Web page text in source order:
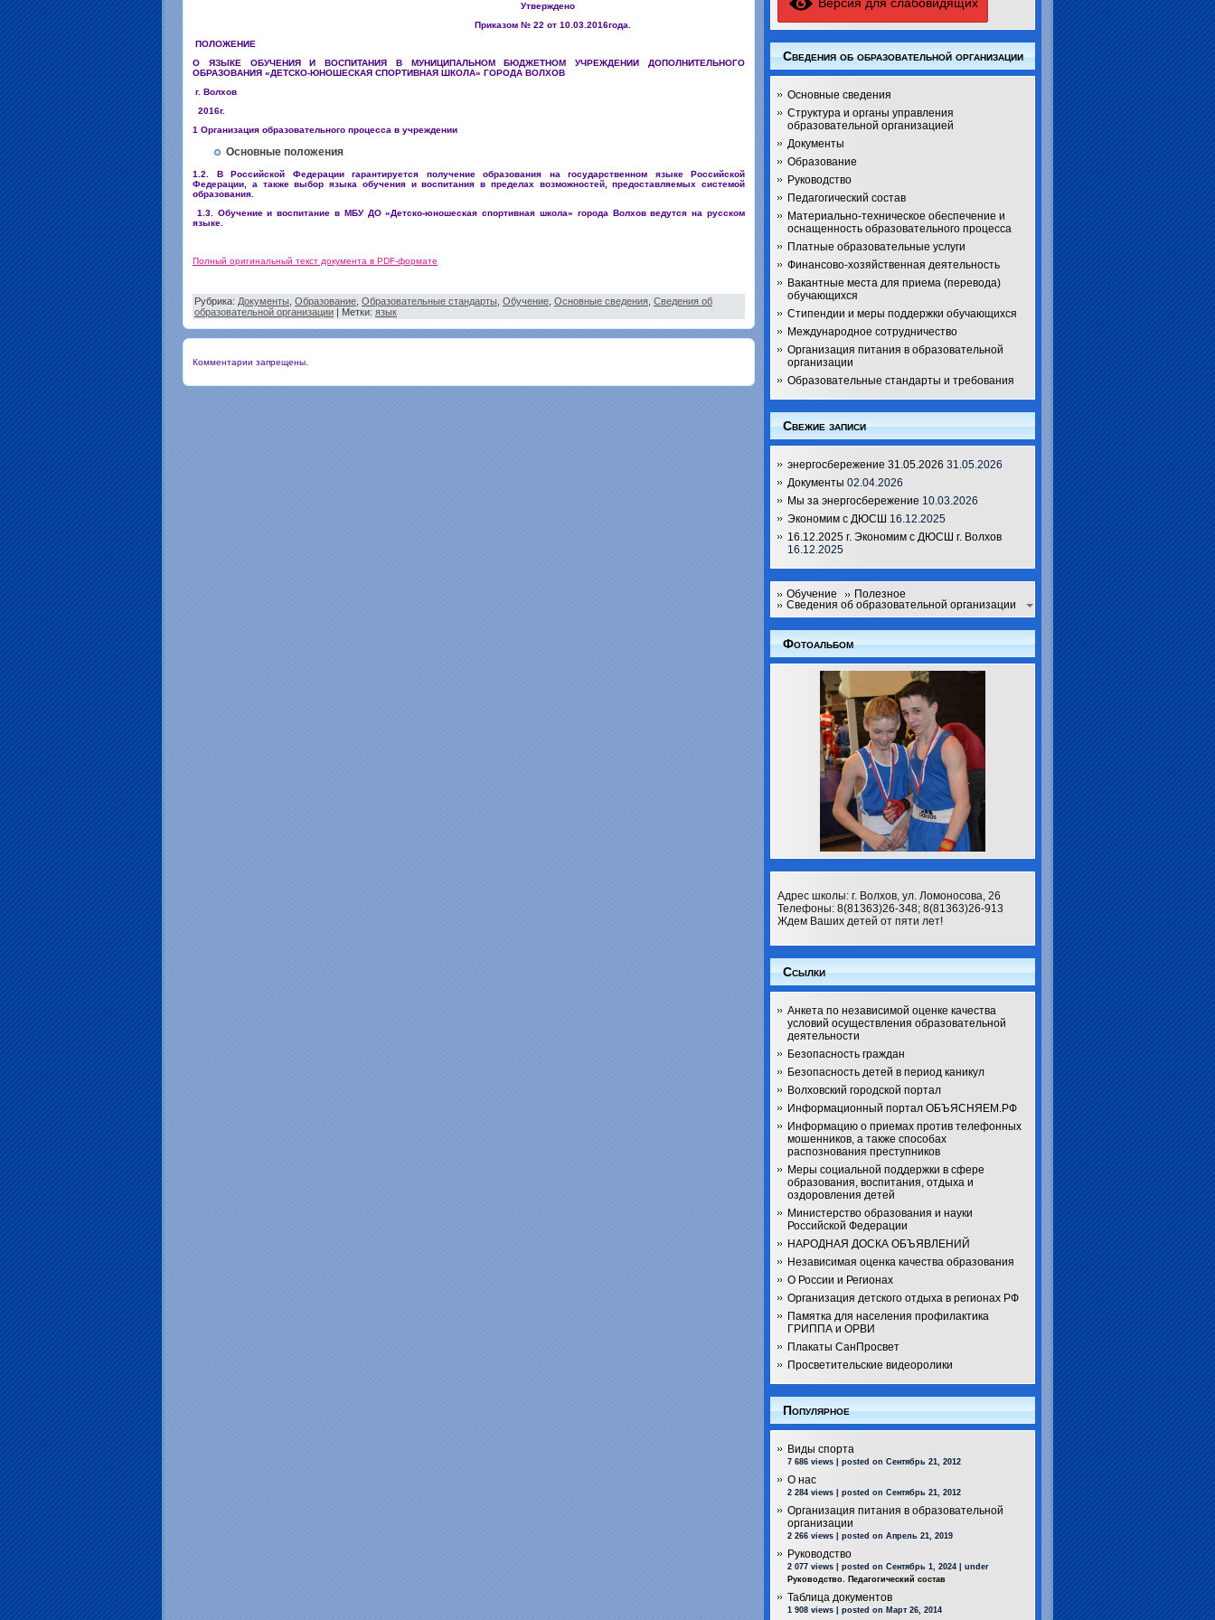
Утверждено
Приказом № 22 от 10.03.2016года.
ПОЛОЖЕНИЕ
О ЯЗЫКЕ ОБУЧЕНИЯ И ВОСПИТАНИЯ В МУНИЦИПАЛЬНОМ БЮДЖЕТНОМ УЧРЕЖДЕНИИ ДОПОЛНИТЕЛЬНОГО
ОБРАЗОВАНИЯ «ДЕТСКО-ЮНОШЕСКАЯ СПОРТИВНАЯ ШКОЛА» ГОРОДА ВОЛХОВ
г. Волхов
2016г.
1 Организация образовательного процесса в учреждении
Основные положения
1.2. В Российской Федерации гарантируется получение образования на государственном языке Российской
Федерации, а также выбор языка обучения и воспитания в пределах возможностей, предоставляемых системой
образования.
1.3. Обучение и воспитание в МБУ ДО «Детско-юношеская спортивная школа» города Волхов ведутся на русском
языке.
Полный оригинальный текст документа в PDF-формате
Рубрика: Документы Образование Образовательные стандарты Обучение Основные сведения Сведения об
образовательной организации | Метки: язык
Комментарии запрещены.
Сведения об образовательной организации
Основные сведения
Структура и органы управления
образовательной организацией
Документы
Образование
Руководство
Педагогический состав
Материально-техническое обеспечение и
оснащенность образовательного процесса
Платные образовательные услуги
Финансово-хозяйственная деятельность
Вакантные места для приема (перевода)
обучающихся
Стипендии и меры поддержки обучающихся
Международное сотрудничество
Организация питания в образовательной
организации
Образовательные стандарты и требования
Свежие записи
энергосбережение 31.05.2026 31.05.2026
Документы 02.04.2026
Мы за энергосбережение 10.03.2026
Экономим с ДЮСШ 16.12.2025
16.12.2025 г. Экономим с ДЮСШ г. Волхов
16.12.2025
Обучение
Полезное
Сведения об образовательной организации
Фотоальбом
Адрес школы: г. Волхов, ул. Ломоносова, 26
Телефоны: 8(81363)26-348; 8(81363)26-913
Ждем Ваших детей от пяти лет!
Ссылки
Анкета по независимой оценке качества
условий осуществления образовательной
деятельности
Безопасность граждан
Безопасность детей в период каникул
Волховский городской портал
Информационный портал ОБЪЯСНЯЕМ.РФ
Информацию о приемах против телефонных
мошенников, а также способах
распознования преступников
Меры социальной поддержки в сфере
образования, воспитания, отдыха и
оздоровления детей
Министерство образования и науки
Российской Федерации
НАРОДНАЯ ДОСКА ОБЪЯВЛЕНИЙ
Независимая оценка качества образования
О России и Регионах
Организация детского отдыха в регионах РФ
Памятка для населения профилактика
ГРИППА и ОРВИ
Плакаты СанПросвет
Просветительские видеоролики
Популярное
Виды спорта
7 686 views posted on Сентябрь 21, 2012
О нас
2 284 views posted on Сентябрь 21, 2012
Организация питания в образовательной
организации
2 266 views posted on Апрель 21, 2019
Руководство
2 077 views posted on Сентябрь 1, 2024
under
Руководство. Педагогический состав
Таблица документов
1 908 views posted on Март 26, 2014